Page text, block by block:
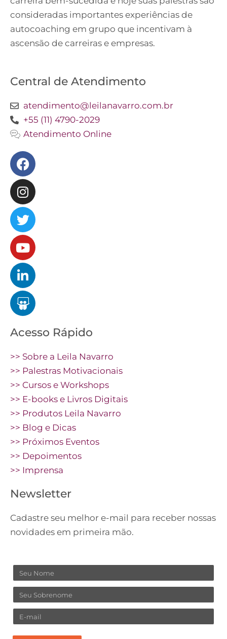
consideradas importantes experiências de
autocoaching em grupo que incentivam à
ascensão de carreiras e empresas.
Central de Atendimento
atendimento@leilanavarro.com.br
+55 (11) 4790-2029
Atendimento Online
Facebook
Instagram
Twitter
Youtube
Linkedin
Slideshare
Acesso Rápido
>> Sobre a Leila Navarro
>> Palestras Motivacionais
>> Cursos e Workshops
>> E-books e Livros Digitais
>> Produtos Leila Navarro
>> Blog e Dicas
>> Próximos Eventos
>> Depoimentos
>> Imprensa
Newsletter
Cadastre seu melhor e-mail para receber nossas
novidades em primeira mão.
Nome
Sobrenome
Email